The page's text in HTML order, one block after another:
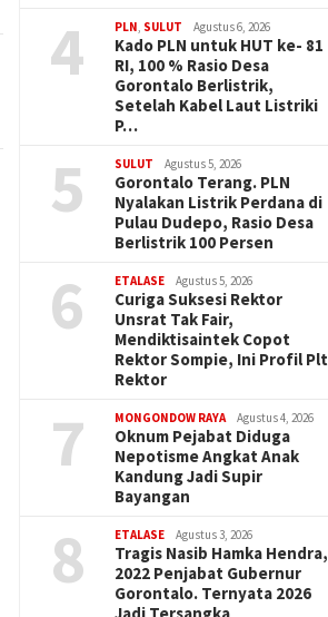
4 PLN SULUT Agustus 6, 2026
Kado PLN untuk HUT ke- 81
RI, 100 % Rasio Desa
Gorontalo Berlistrik,
Setelah Kabel Laut Listriki
P…
5 SULUT Agustus 5, 2026
Gorontalo Terang. PLN
Nyalakan Listrik Perdana di
Pulau Dudepo, Rasio Desa
Berlistrik 100 Persen
6 ETALASE Agustus 5, 2026
Curiga Suksesi Rektor
Unsrat Tak Fair,
Mendiktisaintek Copot
Rektor Sompie, Ini Profil Plt
Rektor
7 MONGONDOW RAYA Agustus 4, 2026
Oknum Pejabat Diduga
Nepotisme Angkat Anak
Kandung Jadi Supir
Bayangan
8 ETALASE Agustus 3, 2026
Tragis Nasib Hamka Hendra,
2022 Penjabat Gubernur
Gorontalo. Ternyata 2026